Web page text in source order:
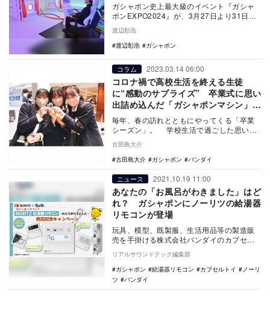
ガシャポン史上最大級のイベント『ガシャ
ポンEXPO2024』が、3月27日より31日ま
で池袋サンシャインシティ展示ホールDにて
開…
渡辺彰浩
渡辺彰浩
ガシャポン
コラム 2023.03.14 06:00
コロナ禍で高校生活を終える生徒
に“感動のサプライズ” 卒業式に思い
出詰め込んだ「ガシャポンマシン」が
出現
毎年、春の訪れとともにやってくる「卒業
シーズン」。 学校生活で過ごした思い出
式が多くの…
古田島大介
古田島大介
ガシャポン バンダイ
ニュース 2021.10.19 11:00
あなたの「お風呂がわきました」はど
れ？ ガシャポンにノーリツの給湯器
リモコンが登場
玩具、模型、既製服、生活用品等の製造販
売を手掛ける株式会社バンダイのカプセル
トイ部門 ベンダー事業部と、大手給湯機器
メーカーの株…
リアルサウンドテック編集部
ガシャポン
給湯器リモコン カプセルトイ
ノーリ
ツ
バンダイ